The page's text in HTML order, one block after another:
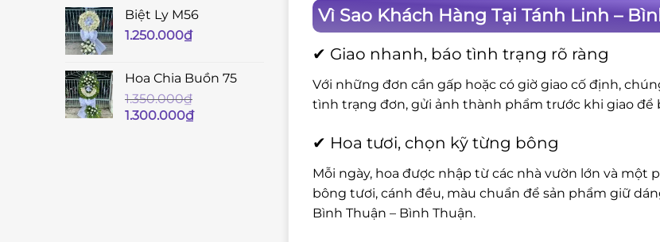
Biệt Ly M56
1.250.000₫
Hoa Chia Buồn 75
1.350.000₫
Giá
1.300.000₫Giá
Vì Sao Khách Hàng Tại Tánh Linh –
✔ Giao nhanh, báo tình trạng rõ ràng
Với những đơn cần gấp hoặc có giờ giao cố định,
tình trạng đơn, gửi ảnh thành phẩm trước khi giao để
✔ Hoa tươi, chọn kỹ từng bông
Mỗi ngày, hoa được nhập từ các nhà vườn lớn và
bông tươi, cánh đều, màu chuẩn để sản phẩm giữ
Bình Thuận – Bình Thuận.